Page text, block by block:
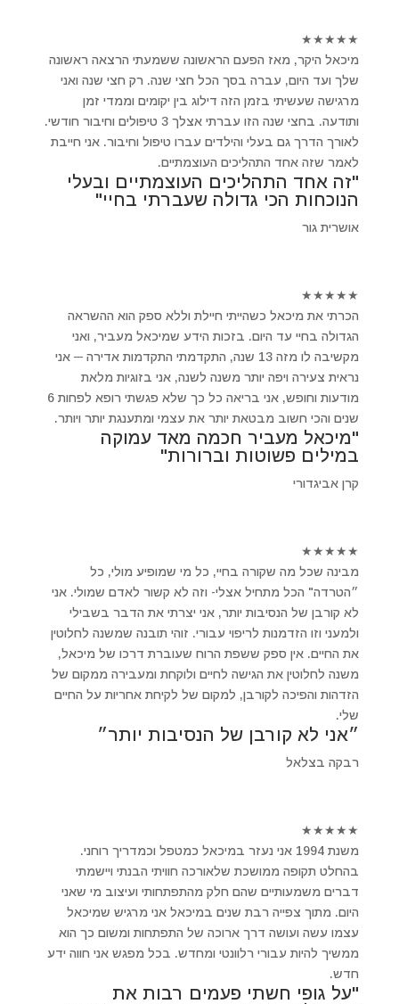
★
★
★
★
★
מיכאל היקר, מאז הפעם הראשונה ששמעתי הרצאה ראשונה
שלך ועד היום, עברה בסך הכל חצי שנה. רק חצי שנה ואני
מרגישה שעשיתי בזמן הזה דילוג בין יקומים וממדי זמן
ותודעה. בחצי שנה הזו עברתי אצלך 3 טיפולים וחיבור חודשי.
לאורך הדרך גם בעלי והילדים עברו טיפול וחיבור. אני חייבת
לאמר שזה אחד התהליכים העוצמתיים.
"זה אחד התהליכים העוצמתיים ובעלי
הנוכחות הכי גדולה שעברתי בחיי"
אושרית גור
★
★
★
★
★
הכרתי את מיכאל כשהייתי חיילת וללא ספק הוא ההשראה
הגדולה בחיי עד היום. בזכות הידע שמיכאל מעביר, ואני
מקשיבה לו מזה 13 שנה, התקדמתי התקדמות אדירה ─ אני
נראית צעירה ויפה יותר משנה לשנה, אני בזוגיות מלאת
מודעות וחופש, אני בריאה כל כך שלא פגשתי רופא לפחות 6
שנים והכי חשוב מבטאת יותר את עצמי ומתענגת יותר ויותר.
"מיכאל מעביר חכמה מאד עמוקה
במילים פשוטות וברורות"
קרן אביגדורי
★
★
★
★
★
מבינה שכל מה שקורה בחיי, כל מי שמופיע מולי, כל
״הטרדה" הכל מתחיל אצלי- וזה לא קשור לאדם שמולי. אני
לא קורבן של הנסיבות יותר, אני יצרתי את הדבר בשבילי
ולמעני וזו הזדמנות לריפוי עבורי. זוהי תובנה שמשנה לחלוטין
את החיים. אין ספק ששפת הרוח שעוברת דרכו של מיכאל,
משנה לחלוטין את הגישה לחיים ולוקחת ומעבירה ממקום של
הזדהות והפיכה לקורבן, למקום של לקיחת אחריות על החיים
שלי.
״אני לא קורבן של הנסיבות יותר״
רבקה בצלאל
★
★
★
★
★
משנת 1994 אני נעזר במיכאל כמטפל וכמדריך רוחני.
בהחלט תקופה ממושכת שלאורכה חוויתי הבנתי ויישמתי
דברים משמעותיים שהם חלק מהתפתחותי ועיצוב מי שאני
היום. מתוך צפייה רבת שנים במיכאל אני מרגיש שמיכאל
עצמו עשה ועושה דרך ארוכה של התפתחות ומשום כך הוא
ממשיך להיות עבורי רלוונטי ומחדש. בכל מפגש אני חווה ידע
חדש.
"על גופי חשתי פעמים רבות את